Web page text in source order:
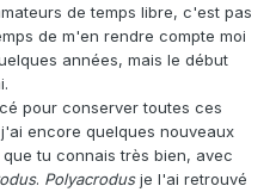
de temps libre, c'est pas
de m'en rendre compte moi
années, mais le début
pour conserver toutes ces
encore quelques nouveaux
tu connais très bien, avec
. Polyacrodusje l'ai retrouvé